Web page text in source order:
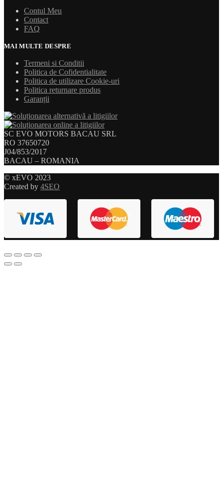
Contul Meu
Contact
FAQ
MAI MULTE DESPRE
Termeni si Conditii
Politica de Cofidentialitate
Politica de utilizare Cookie-uri
Politica returnare produs
Garanții
SC EVO MOTORS BACAU SRL
RO 37650720
J04/853/2017
BACAU – ROMANIA
© xEVO 2023
Created by 4SEO